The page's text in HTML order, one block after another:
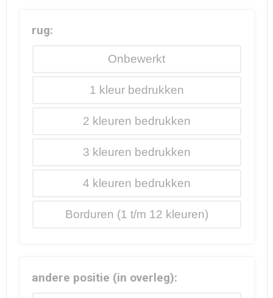
rug:
Onbewerkt
1
2
3
4
Borduren
andere positie (in overleg):